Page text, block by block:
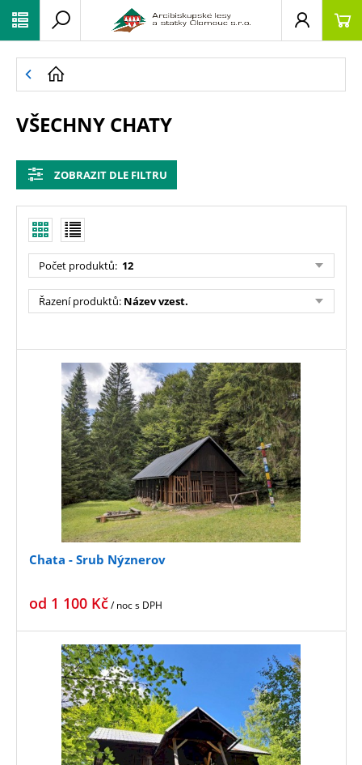
VŠECHNY CHATY
ZOBRAZIT DLE FILTRU
Počet produktů: 12
Řazení produktů: Název vzest.
Chata - Srub Nýznerov
od 1 100 Kč/ nocs DPH